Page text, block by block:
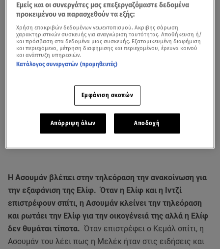
Η Ασουμάν βλέπει στην τηλεόραση την ανακοίνωση για
την εξαφάνιση της Ελίφ. Όταν η Ελίφ και η Ιντζί
επιστρέφουν σπίτι, η Ασουμάν κλείνει την τηλεόραση
και ρωτάει την Ελίφ για την οικογένειά της αλλά η Ελίφ
δεν θυμάται τίποτα. Όταν επιστρέφει ο Κεμάλ σπίτι, η
Ασουμάν του λέει πως η Μελέκ ήταν στις ειδήσεις και
Εμείς και οι συνεργάτες μας επεξεργαζόμαστε δεδομένα
προκειμένου να παρασχεθούν τα εξής:
Χρήση επακριβών δεδομένων γεωεντοπισμού. Ακριβής σάρωση
χαρακτηριστικών συσκευής για αναγνώριση ταυτότητας. Αποθήκευση ή/
και πρόσβαση στα δεδομένα μιας συσκευής. Εξατομικευμένη διαφήμιση
και περιεχόμενο, μέτρηση διαφήμισης και περιεχομένου, έρευνα κοινού
και ανάπτυξη υπηρεσιών.
Κατάλογος συνεργατών (προμηθευτές)
Εμφάνιση σκοπών
Απόρριψη όλων Αποδοχή